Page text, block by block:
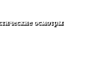
осмотры